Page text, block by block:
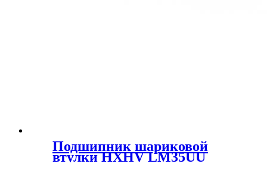
Подшипник шариковой
втулки HXHV LM35UU